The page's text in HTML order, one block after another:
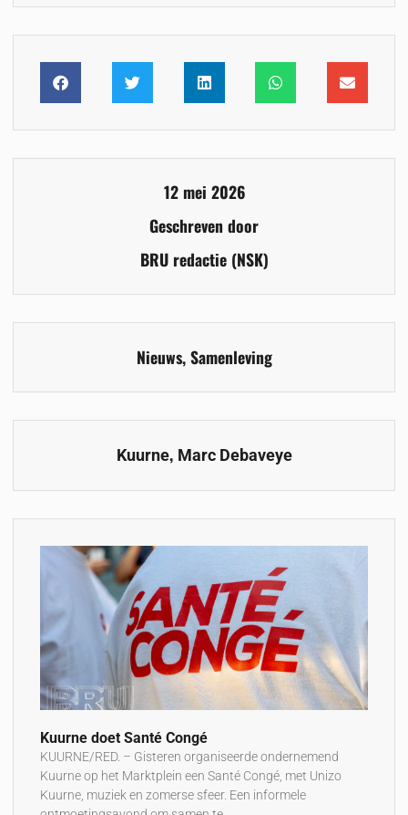
12 mei 2026
Geschreven door
BRU redactie (NSK)
Nieuws,Samenleving
Kuurne, Marc Debaveye
Kuurne doet Santé Congé
KUURNE/RED. – Gisteren organiseerde ondernemend
Kuurne op het Marktplein een Santé Congé, met Unizo
Kuurne, muziek en zomerse sfeer. Een informele